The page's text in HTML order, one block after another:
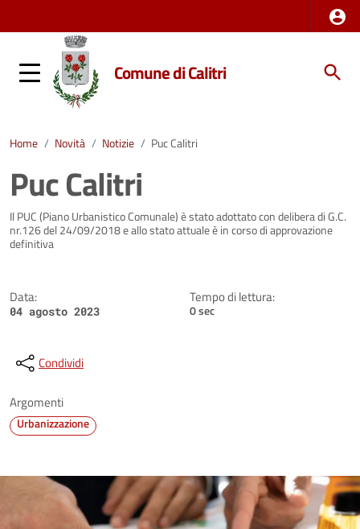
Comune di Calitri
Home / Novità / Notizie / Puc Calitri
Puc Calitri
Dettagli della notizia
Il PUC (Piano Urbanistico Comunale) è stato adottato con delibera di G.C.
nr.126 del 24/09/2018 e allo stato attuale è in corso di approvazione
definitiva
Data:
04 agosto 2023
Tempo di lettura:
0 sec
Condividi
Argomenti
Urbanizzazione